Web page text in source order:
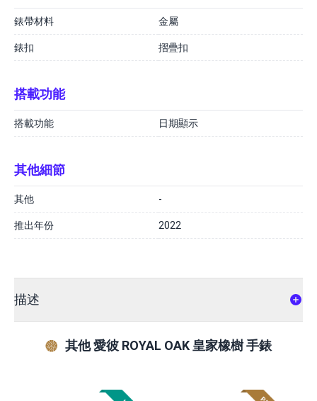
錶帶材料 金屬
錶扣 摺疊扣
搭載功能
搭載功能 日期顯示
其他細節
其他 -
推出年份 2022
描述
其他 愛彼 ROYAL OAK 皇家橡樹 手錶